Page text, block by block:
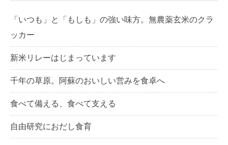
「いつも」と「もしも」の強い味方。無農薬玄米のクラ
ッカー
新米リレーはじまっています
千年の草原。阿蘇のおいしい営みを食卓へ
食べて備える、食べて支える
自由研究におだし食育